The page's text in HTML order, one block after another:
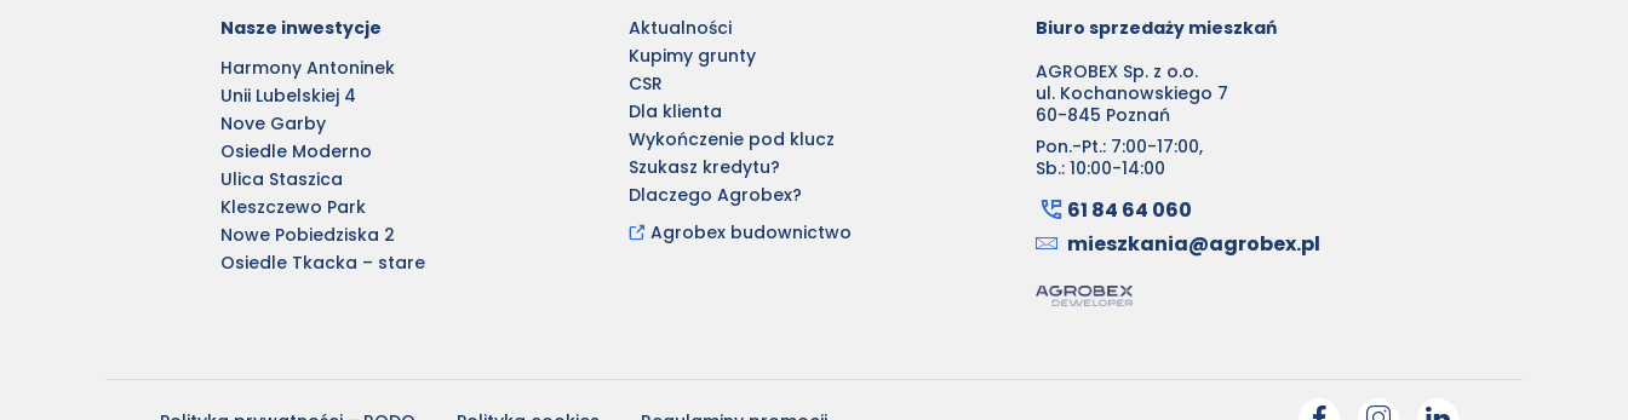
Nasze inwestycje
Harmony Antoninek
Unii Lubelskiej 4
Nove Garby
Osiedle Moderno
Ulica Staszica
Kleszczewo Park
Nowe Pobiedziska 2
Osiedle Tkacka – stare
Aktualności
Kupimy grunty
CSR
Dla klienta
Wykończenie pod klucz
Szukasz kredytu?
Dlaczego Agrobex?
Agrobex budownictwo
Biuro sprzedaży mieszkań
AGROBEX Sp. z o.o.
ul. Kochanowskiego 7
60-845 Poznań
Pon.-Pt.: 7:00-17:00,
Sb.: 10:00-14:00
61 84 64 060
mieszkania@agrobex.pl